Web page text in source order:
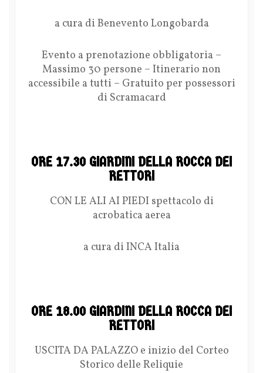
a cura di Benevento Longobarda
Evento a prenotazione obbligatoria –
Massimo 30 persone – Itinerario non
accessibile a tutti – Gratuito per possessori
di Scramacard
ORE 17.30 GIARDINI DELLA ROCCA DEI
RETTORI
CON LE ALI AI PIEDI spettacolo di
acrobatica aerea
a cura di INCA Italia
ORE 18.00 GIARDINI DELLA ROCCA DEI
RETTORI
USCITA DA PALAZZO e inizio del Corteo
Storico delle Reliquie